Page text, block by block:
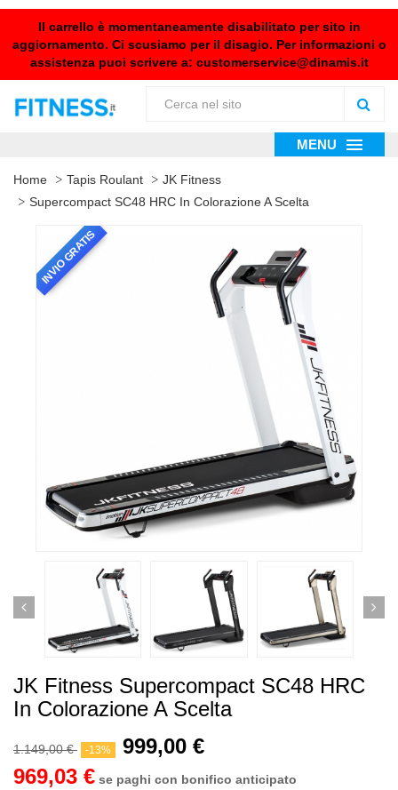
Il carrello è momentaneamente disabilitato per sito in
aggiornamento. Ci scusiamo per il disagio. Per informazioni o
assistenza puoi scrivere a: customerservice@dinamis.it
MENU
Home Tapis Roulant
JK Fitness
Supercompact SC48 HRC In Colorazione A Scelta
INVIO GRATIS
JK Fitness Supercompact SC48 HRC
In Colorazione A Scelta
1.149,00 € -13%
999,00 €
969,03 € se paghi con bonifico anticipato